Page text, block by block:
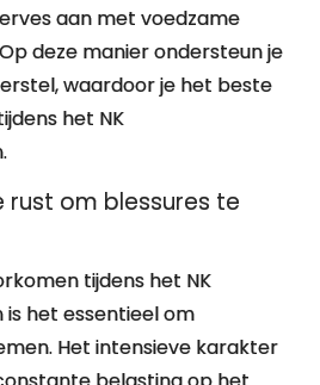
aan met voedzame
deze manier ondersteun je
waardoor je het beste
het NK
rust om blessures te
tijdens het NK
het essentieel om
Het intensieve karakter